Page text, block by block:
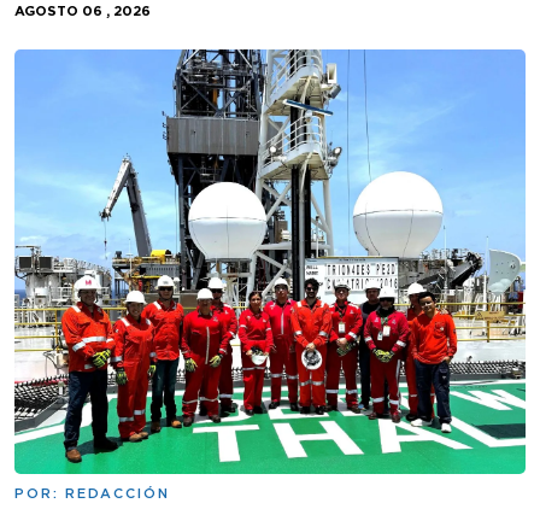
AGOSTO 06 , 2026
POR: REDACCIÓN